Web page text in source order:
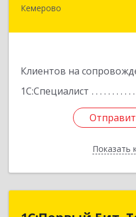
Кемерово
Клиентов на
1С:Специалист
Показать
650992,